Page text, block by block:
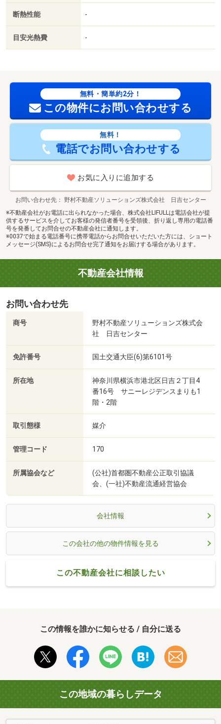
断熱性能 -
目安光熱費 -
無料・簡単約2分！
この物件にお問い合わせする
無料！
電話でお問い合わせする
お気に入りに追加する
お問い合わせ先
野村不動産ソリューションズ株式会社 日吉センター
※不動産会社がお電話に出られなかった場合、株式会社LIFULLは電話会社が提
供するサービスを介してお客様の発信者番号を受領後、折り返し専用の電話番
号を発番してお問合せの不動産会社に通知します。
※0037で始まる電話番号に携帯電話からお問合せいただいた方には、ショート
メッセージ(SMS)によるお問合せ完了通知をお届けする場合があります。
不動産会社情報
お問い合わせ先
商号
野村不動産ソリューションズ株式会
社 日吉センター
免許番号 国土交通大臣(6)第6101号
所在地
神奈川県横浜市港北区日吉２丁目4
番16号 サニーレジデンスまりも1
階・2階
取引態様 媒介
管理コード 170
所属協会など
(公社)首都圏不動産公正取引協議
会、(一社)不動産流通経営協会
会社情報
この会社の他の物件情報を見る
この不動産会社に相談したい
この情報を誰かに知らせる / 自分に送る
この地域の暮らしデータ